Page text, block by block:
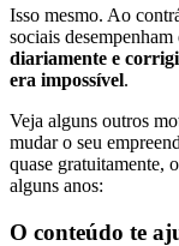
Isso mesmo. Ao
sociais desempenham
diariamente e
era impossível.
Veja alguns outros
mudar o seu
quase gratuitamente,
alguns anos:
O conteúdo te